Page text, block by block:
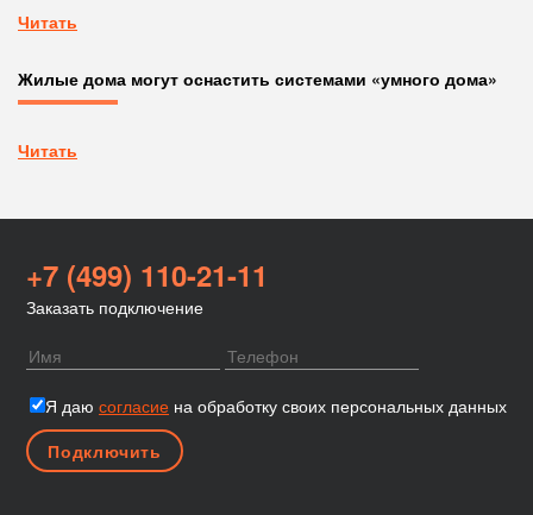
Читать
Жилые дома могут оснастить системами «умного дома»
Читать
+7 (499) 110-21-11
Заказать подключение
Я даю согласие на обработку своих персональных данных